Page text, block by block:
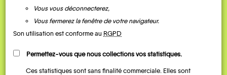
Vous vous déconnecterez,
Vous fermerez la fenêtre de votre navigateur.
Son utilisation est conforme au RGPD
Permettez-vous que nous collections vos statistiques.
Ces statistiques sont sans finalité commerciale. Elles sont